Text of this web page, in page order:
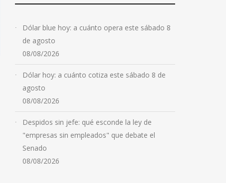
Violencia de género:
secuestraron un arsenal
en una vivienda
Dólar blue hoy: a cuánto opera este sábado 8
de agosto
08/08/2026
Dólar hoy: a cuánto cotiza este sábado 8 de
agosto
08/08/2026
Despidos sin jefe: qué esconde la ley de
"empresas sin empleados" que debate el
Senado
08/08/2026